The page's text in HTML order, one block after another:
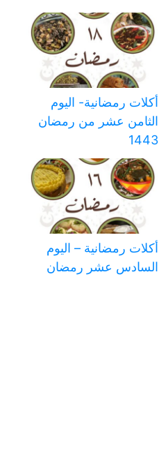
أكلات رمضانية- اليوم
الثامن عشر من رمضان
1443
أكلات رمضانية – اليوم
السادس عشر رمضان